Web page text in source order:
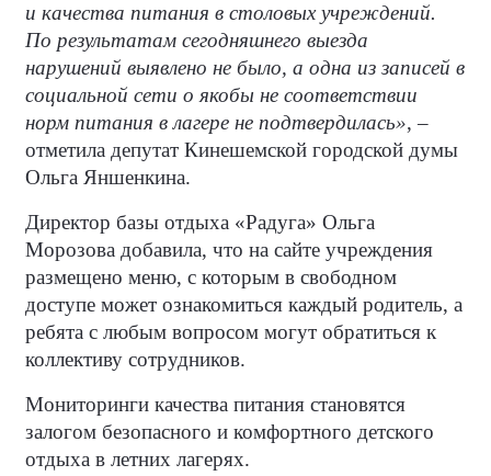
и качества питания в столовых учреждений.
По результатам сегодняшнего выезда
нарушений выявлено не было, а одна из записей в
социальной сети о якобы не соответствии
норм питания в лагере не подтвердилась», –
отметила депутат Кинешемской городской думы
Ольга Яншенкина.
Директор базы отдыха «Радуга» Ольга
Морозова добавила, что на сайте учреждения
размещено меню, с которым в свободном
доступе может ознакомиться каждый родитель, а
ребята с любым вопросом могут обратиться к
коллективу сотрудников.
Мониторинги качества питания становятся
залогом безопасного и комфортного детского
отдыха в летних лагерях.